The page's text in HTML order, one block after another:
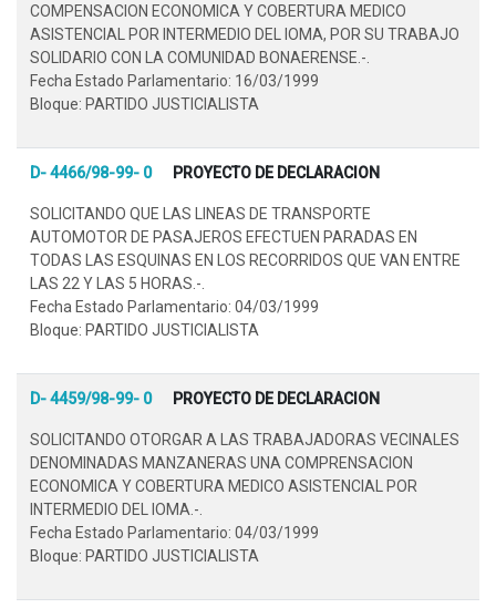
COMPENSACION ECONOMICA Y COBERTURA MEDICO
ASISTENCIAL POR INTERMEDIO DEL IOMA, POR SU TRABAJO
SOLIDARIO CON LA COMUNIDAD BONAERENSE.-.
Fecha Estado Parlamentario: 16/03/1999
Bloque: PARTIDO JUSTICIALISTA
D- 4466/98-99- 0 PROYECTO DE DECLARACION
SOLICITANDO QUE LAS LINEAS DE TRANSPORTE
AUTOMOTOR DE PASAJEROS EFECTUEN PARADAS EN
TODAS LAS ESQUINAS EN LOS RECORRIDOS QUE VAN ENTRE
LAS 22 Y LAS 5 HORAS.-.
Fecha Estado Parlamentario: 04/03/1999
Bloque: PARTIDO JUSTICIALISTA
D- 4459/98-99- 0 PROYECTO DE DECLARACION
SOLICITANDO OTORGAR A LAS TRABAJADORAS VECINALES
DENOMINADAS MANZANERAS UNA COMPRENSACION
ECONOMICA Y COBERTURA MEDICO ASISTENCIAL POR
INTERMEDIO DEL IOMA.-.
Fecha Estado Parlamentario: 04/03/1999
Bloque: PARTIDO JUSTICIALISTA